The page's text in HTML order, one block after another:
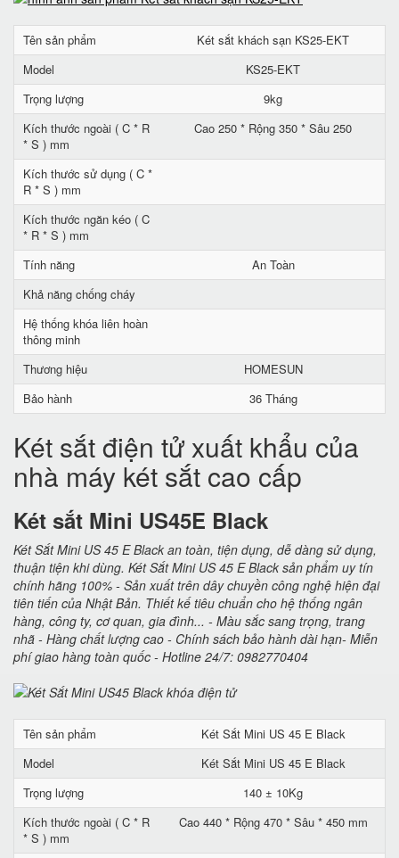
Tên sản phẩm
Két sắt khách sạn KS25-EKT
Model
KS25-EKT
Trọng lượng
9kg
Kích thước ngoài ( C * R
* S ) mm
Cao 250 * Rộng 350 * Sâu 250
Kích thước sử dụng ( C *
R * S ) mm
Kích thước ngăn kéo ( C
* R * S ) mm
Tính năng
An Toàn
Khả năng chống cháy
Hệ thống khóa liên hoàn
thông minh
Thương hiệu
HOMESUN
Bảo hành
36 Tháng
Két sắt điện tử xuất khẩu của
nhà máy két sắt cao cấp
Két sắt Mini US45E Black
Két Sắt Mini US 45 E Black an toàn, tiện dụng, dễ dàng sử dụng,
thuận tiện khi dùng. Két Sắt Mini US 45 E Black sản phẩm uy tín
chính hãng 100% - Sản xuất trên dây chuyền công nghệ hiện đại
tiên tiến của Nhật Bản. Thiết kế tiêu chuẩn cho hệ thống ngân
hàng, công ty, cơ quan, gia đình... - Màu sắc sang trọng, trang
nhã - Hàng chất lượng cao - Chính sách bảo hành dài hạn- Miễn
phí giao hàng toàn quốc - Hotline 24/7: 0982770404
Tên sản phẩm
Két Sắt Mini US 45 E Black
Model
Két Sắt Mini US 45 E Black
Trọng lượng
140 ± 10Kg
Kích thước ngoài ( C * R
* S ) mm
Cao 440 * Rộng 470 * Sâu * 450 mm